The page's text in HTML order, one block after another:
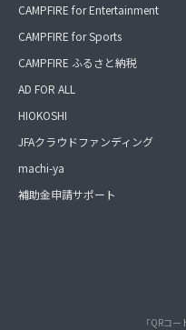
CAMPFIRE for Entertainment
CAMPFIRE for Sports
CAMPFIRE ふるさと納税
AD FOR ALL
HIOKOSHI
JFAクラウドファンディング
machi-ya
補助金申請サポート
「QRコ